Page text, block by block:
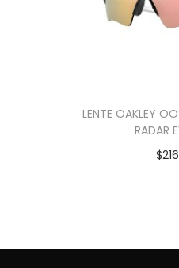
LENTE OAKLEY
RADAR
$